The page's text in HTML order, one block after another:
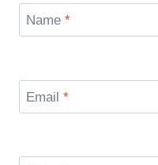
Name *
Email *